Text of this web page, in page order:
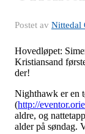
Postet av Nittedal
Hovedløpet:
Kristiansand
der!
Nighthawk er en
(http://
aldre, og
alder på søndag.